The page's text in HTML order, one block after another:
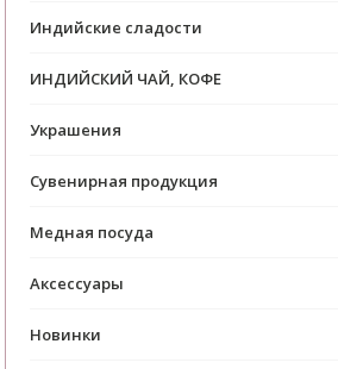
Индийские сладости
ИНДИЙСКИЙ ЧАЙ, КОФЕ
Украшения
Сувенирная продукция
Медная посуда
Аксессуары
Новинки